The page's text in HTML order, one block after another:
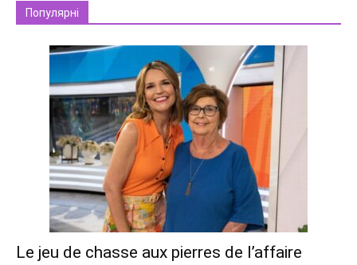
Популярні
Le jeu de chasse aux pierres de l’affaire